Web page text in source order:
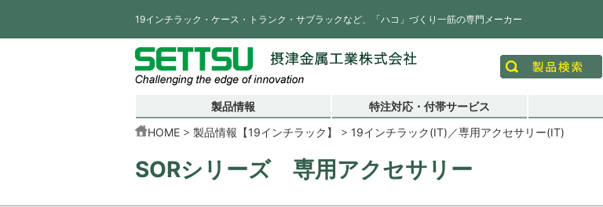
19インチラック・ケース・トランク・サブラックなど、「ハコ」づくり一筋の専門メーカー
製品情報 特注対応・付帯サービス
HOME 製品情報【19インチラック】 19インチラック(IT)／専用アクセサリー(IT)
SORシリーズ 専用アクセサリー